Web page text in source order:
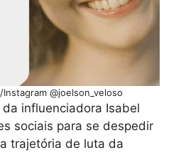
@joelson_veloso
influenciadora Isabel
sociais para se despedir
trajetória de luta da